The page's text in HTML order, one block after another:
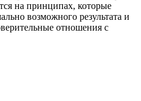
на принципах, которые
возможного результата и
отношения с